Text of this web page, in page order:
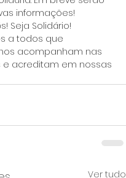
informações!
Seja Solidário!
a todos que
acompanham nas
e acreditam em nossas
Ver tudo